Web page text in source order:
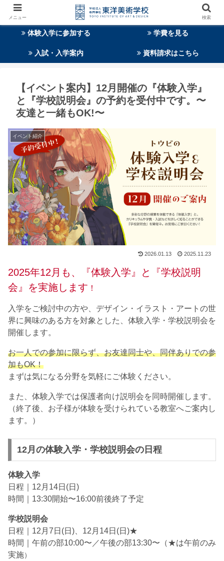
体験入学に参加する 学費を見る
入試・入学案内 資料請求はこちら
【イベント案内】12月開催の『体験入学』
と『学校説明会』の予約を受付中です。〜
友達と一緒もOK!〜
イベント紹介
2026.01.13 2025.11.23
2025年12月も、『体験入学』と『学校説明
会』を実施します ！
入学をご検討中の方や、デザイン・イラスト・アートの世
界に興味のある方を対象とした、体験入学・学校説明会を
開催します。
お一人での参加に限らず、お友達同士や、同伴ありでの参
加もOK！
まずは気になる分野を気軽にご体験ください。
また、体験入学では保護者向け説明会を同時開催します。
（終了後、お子様が体験を受けられている教室へご案内し
ます。）
12月の体験入学・学校説明会の日程
体験入学
日程｜12月14日(日)
時間｜13:30開始〜16:00前後終了予定
学校説明会
日程｜12月7日(日)、12月14日(日)★
時間｜午前の部10:00〜／午後の部13:30〜（★は午前のみ
実施）
メニュー 検索